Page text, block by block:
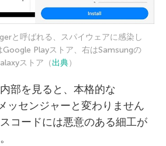
と呼ばれる、スパイウェアに感染し
Google Playストア、右はSamsungの
ストア（出典）
部を見ると、本格的な
ッセンジャーと変わりません
コードには悪意のある細工が